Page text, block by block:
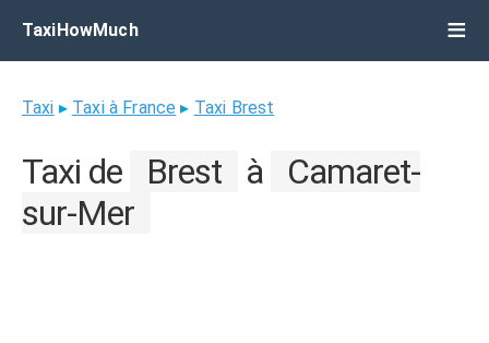
TaxiHowMuch
Taxi ▸ Taxi à France ▸ Taxi Brest
Taxi de Brest à
Camaret-
sur-Mer